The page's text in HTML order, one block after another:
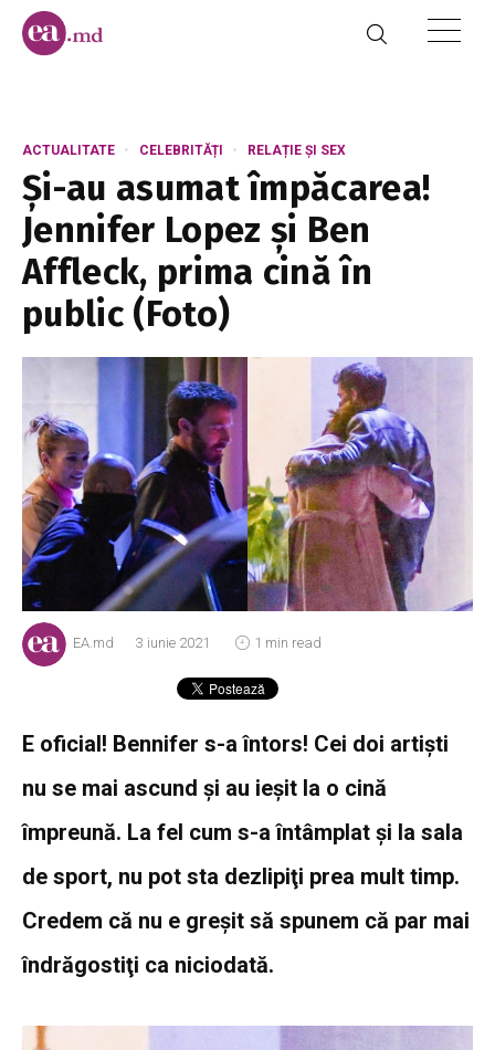
ACTUALITATE CELEBRITĂȚI RELAȚIE ȘI SEX
Și-au asumat împăcarea!
Jennifer Lopez și Ben
Affleck, prima cină în
public (Foto)
EA.md 3 iunie 2021 1 min read
E oficial! Bennifer s-a întors! Cei doi artişti
nu se mai ascund şi au ieşit la o cină
împreună. La fel cum s-a întâmplat şi la sala
de sport, nu pot sta dezlipiţi prea mult timp.
Credem că nu e greșit să spunem că par mai
îndrăgostiţi ca niciodată.